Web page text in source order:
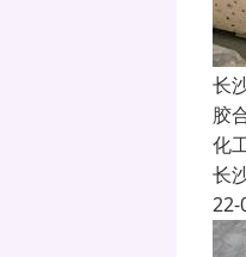
长
胶
化
长
22-